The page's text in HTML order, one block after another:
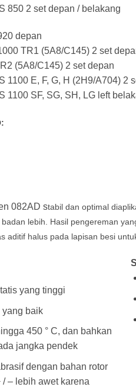
850 2 set depan / belakang
depan
TR1 (5A8/C145) 2 set
(5A8/C145) 2 set depan
1100 E, F, G, H (2H9/A704) 2
1100 SF, SG, SH, LG left
082AD stabil dan optimal
lebih. Hasil pengereman
aditif halus pada lapisan besi
yang tinggi
yang baik
450 ° C, dan bahkan
jangka pendek
dengan bahan rotor
/ – lebih awet karena